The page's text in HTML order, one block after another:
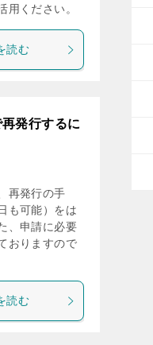
ください。
読む
発行するに
再発行の手
も可能）をは
、申請に必要
おりますので
読む